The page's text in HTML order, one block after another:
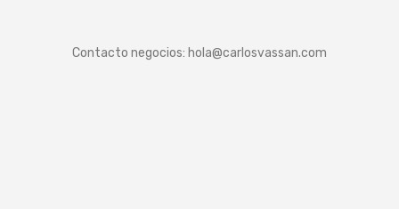
Contacto negocios: hola@carlosvassan.com